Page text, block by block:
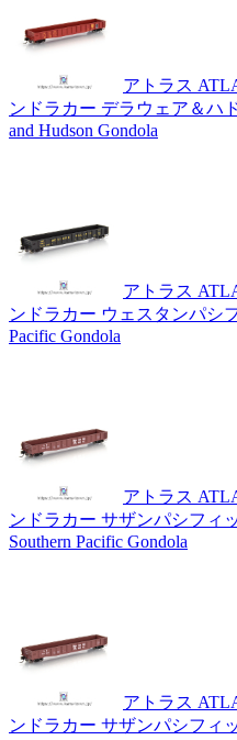
アトラス
ンドラカー デラウェア＆ハ
and Hudson Gondola
アトラス
ンドラカー ウェスタンパシ
Pacific Gondola
アトラス
ンドラカー サザンパシフィ
Southern Pacific Gondola
アトラス
ンドラカー サザンパシフィ